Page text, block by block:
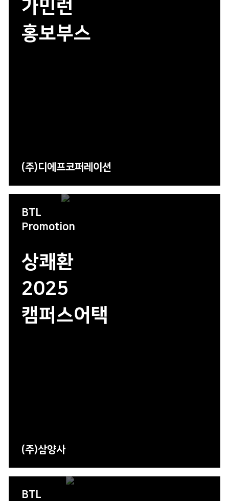
가민런
홍보부스
(주)디에프코퍼레이션
BTL
Promotion
상쾌환
2025
캠퍼스어택
(주)삼양사
BTL